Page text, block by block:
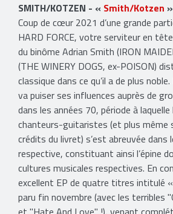
SMITH/KOTZEN - « Smith/Kotzen »
Coup de cœur 2021 d’une grande
HARD FORCE, votre serviteur en
du binôme Adrian Smith (IRON
(THE WINERY DOGS, ex-POISON)
classique dans ce qu’il a de plus
va puiser ses influences auprès de
dans les années 70, période à laquelle
chanteurs-guitaristes (et plus même
crédits du livret) s’est abreuvée dans
respective, constituant ainsi l’épine
cultures musicales respectives. En
excellent EP de quatre titres intitulé
paru fin novembre (avec les terribles